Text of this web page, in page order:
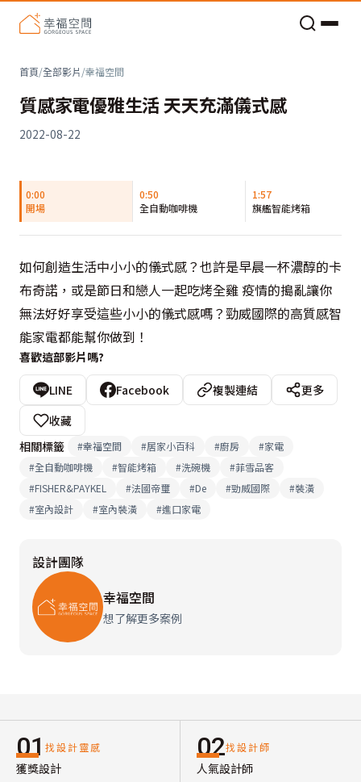
首頁/全部影片/幸福空間
質感家電優雅生活 天天充滿儀式感
2022-08-22
0:00
開場
0:50
全自動咖啡機
1:57
旗艦智能烤箱
如何創造生活中小小的儀式感？也許是早晨一杯濃醇的卡
布奇諾，或是節日和戀人一起吃烤全雞 疫情的搗亂讓你
無法好好享受這些小小的儀式感嗎？勁威國際的高質感智
能家電都能幫你做到！
喜歡這部影片嗎?
LINE Facebook 複製連結
更多
收藏
相關標籤
#幸福空間 #居家小百科 #廚房 #家電
#全自動咖啡機 #智能烤箱 #洗碗機 #菲雪品客
#FISHER&PAYKEL #法國帝璽 #De #勁威國際 #裝潢
#室內設計 #室內裝潢 #進口家電
設計團隊
幸福空間
想了解更多案例
01 找設計靈感
獲獎設計
02找設計師
人氣設計師